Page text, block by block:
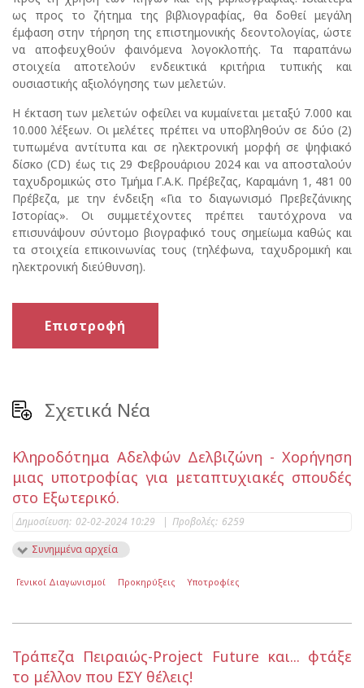
ως προς το ζήτημα της βιβλιογραφίας, θα δοθεί μεγάλη
έμφαση στην τήρηση της επιστημονικής δεοντολογίας, ώστε
να αποφευχθούν φαινόμενα λογοκλοπής. Τα παραπάνω
στοιχεία αποτελούν ενδεικτικά κριτήρια τυπικής και
ουσιαστικής αξιολόγησης των μελετών.
Η έκταση των μελετών οφείλει να κυμαίνεται μεταξύ 7.000 και
10.000 λέξεων. Οι μελέτες πρέπει να υποβληθούν σε δύο (2)
τυπωμένα αντίτυπα και σε ηλεκτρονική μορφή σε ψηφιακό
δίσκο (CD) έως τις 29 Φεβρουάριου 2024 και να αποσταλούν
ταχυδρομικώς στο Τμήμα Γ.Α.Κ. Πρέβεζας, Καραμάνη 1, 481 00
Πρέβεζα, με την ένδειξη «Για το διαγωνισμό Πρεβεζάνικης
Ιστορίας». Οι συμμετέχοντες πρέπει ταυτόχρονα να
επισυνάψουν σύντομο βιογραφικό τους σημείωμα καθώς και
τα στοιχεία επικοινωνίας τους (τηλέφωνα, ταχυδρομική και
ηλεκτρονική διεύθυνση).
Επιστροφή
Σχετικά Νέα
Κληροδότημα Αδελφών Δελβιζώνη - Χορήγηση
μιας υποτροφίας για μεταπτυχιακές σπουδές
στο Εξωτερικό.
Δημοσίευση: 02-02-2024 10:29 Προβολές: 6259
Συνημμένα αρχεία
Γενικοί Διαγωνισμοί Προκηρύξεις Υποτροφίες
Τράπεζα Πειραιώς-Project Future και... φτάξε
το μέλλον που ΕΣΥ θέλεις!